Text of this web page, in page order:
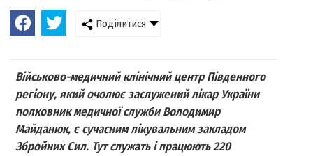
Поділитися
Військово-медичний клінічний центр Південного
регіону, який очолює заслужений лікар України
полковник медичної служби Володимир
Майданюк, є сучасним лікувальним закладом
Збройних Сил. Тут служать і працюють 220